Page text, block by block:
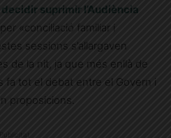
suprimir l’Audiència
per «conciliació familiar i
sessions s’allargaven
de la nit, ja que més enllà de
fa tot el debat entre el Govern i
proposicions.